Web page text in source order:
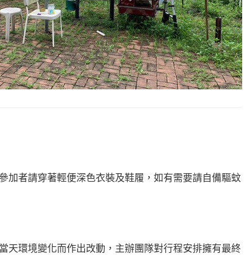
加者請穿著輕便深色衣裝及鞋履，如有需要請自備驅蚊
天環境變化而作出改動，主辦團隊對行程安排擁有最終